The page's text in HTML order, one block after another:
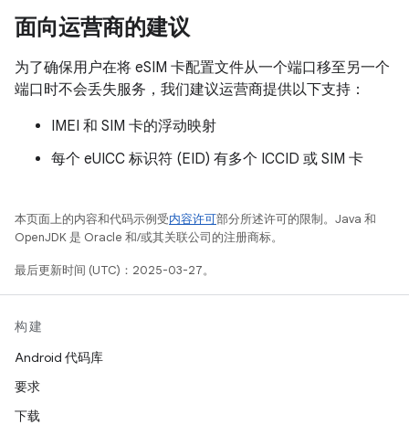
面向运营商的建议
为了确保用户在将 eSIM 卡配置文件从一个端口移至另一个
端口时不会丢失服务，我们建议运营商提供以下支持：
IMEI 和 SIM 卡的浮动映射
每个 eUICC 标识符 (EID) 有多个 ICCID 或 SIM 卡
本页面上的内容和代码示例受内容许可部分所述许可的限制。Java 和
OpenJDK 是 Oracle 和/或其关联公司的注册商标。
最后更新时间 (UTC)：2025-03-27。
构建
Android 代码库
要求
下载